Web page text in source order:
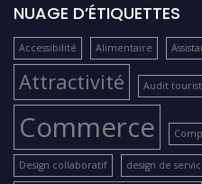
NUAGE D’ÉTIQUETTES
Accessibilité Alimentaire
Attractivité Audit
Commerce
Design collaboratif design de